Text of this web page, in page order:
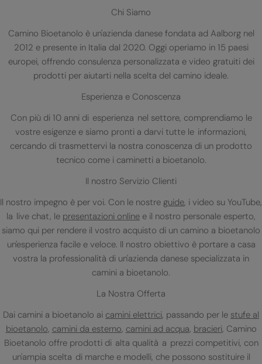
Chi Siamo
Camino Bioetanolo è un'azienda danese fondata ad Aalborg nel
2012 e presente in Italia dal 2020. Oggi operiamo in 15 paesi
europei, offrendo consulenza personalizzata e video gratuiti dei
prodotti per aiutarti nella scelta del camino ideale.
Esperienza e Conoscenza
Con più di 10 anni di esperienza nel settore, comprendiamo le
vostre esigenze e siamo pronti a darvi tutte le informazioni,
cercando di trasmettervi la nostra conoscenza di un prodotto
tecnico come i caminetti a bioetanolo.
Il nostro Servizio Clienti
Il nostro impegno è per voi. Con le nostre guide, i video su YouTube,
la live chat, le presentazioni online e il nostro personale esperto,
siamo qui per rendere il vostro acquisto di un camino a bioetanolo
un'esperienza facile e veloce. Il nostro obiettivo è portare a casa
vostra la professionalità di un'azienda danese specializzata in
camini a bioetanolo.
La Nostra Offerta
Dai camini a bioetanolo ai camini elettrici, passando per le stufe al
bioetanolo, camini da esterno, camini ad acqua, bracieri, Camino
Bioetanolo offre prodotti di alta qualità a prezzi competitivi, con
un'ampia scelta di marche e modelli, che possono sostituire il